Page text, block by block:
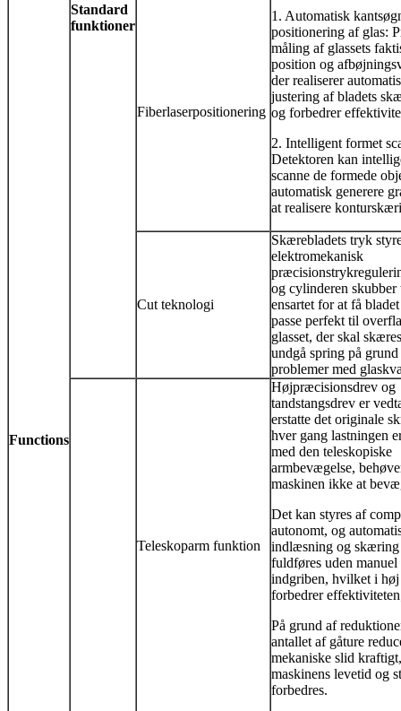
Functions
Standard
funktioner
Fiberlaserpositionering
1. Automatisk
positionering af glas:
måling af glassets
position og
der realiserer
justering af bladets
og forbedrer
2. Intelligent formet
Detektoren kan
scanne de formede
automatisk generere
at realisere
Cut teknologi
Skærebladets tryk
elektromekanisk
og cylinderen skubber
ensartet for at få
passe perfekt til
glasset, der skal
undgå spring på grund
problemer med
Teleskoparm funktion
Højpræcisionsdrev og
tandstangsdrev er
erstatte det originale
hver gang lastningen
med den teleskopiske
armbevægelse,
maskinen ikke at
Det kan styres af
autonomt, og
indlæsning og skæring
fuldføres uden manuel
indgriben, hvilket i høj
forbedrer
På grund af
antallet af gåture
mekaniske slid
maskinens levetid og
forbedres.